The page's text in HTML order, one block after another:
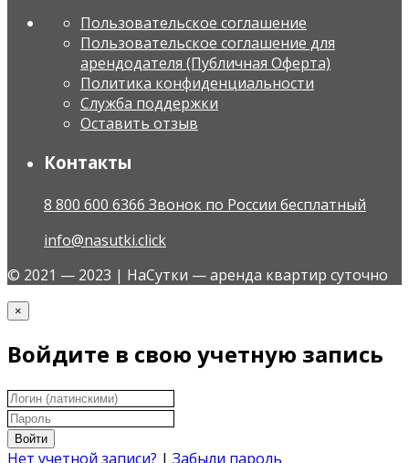
Пользовательское соглашение
Пользовательское соглашение для
арендодателя (Публичная Оферта)
Политика конфиденциальности
Служба поддержки
Оставить отзыв
Контакты
8 800 600 6366 Звонок по России бесплатный
info@nasutki.click
© 2021 — 2023 | НаСутки — аренда квартир суточно
×
Войдите в свою учетную запись
Войти
Нет учетной записи? | Забыли пароль